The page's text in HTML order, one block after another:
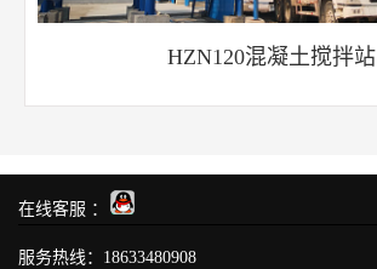
HZN120混凝土搅拌站
在线客服 ：
服务热线： 18633480908